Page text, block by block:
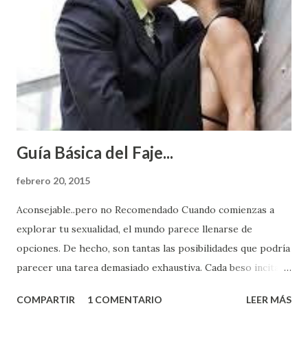
Guía Básica del Faje...
febrero 20, 2015
Aconsejable..pero no Recomendado Cuando comienzas a
explorar tu sexualidad, el mundo parece llenarse de
opciones. De hecho, son tantas las posibilidades que podría
parecer una tarea demasiado exhaustiva. Cada beso incita
partes de ti que jamás hubieras imaginado. El problema es
COMPARTIR 1 COMENTARIO LEER MÁS